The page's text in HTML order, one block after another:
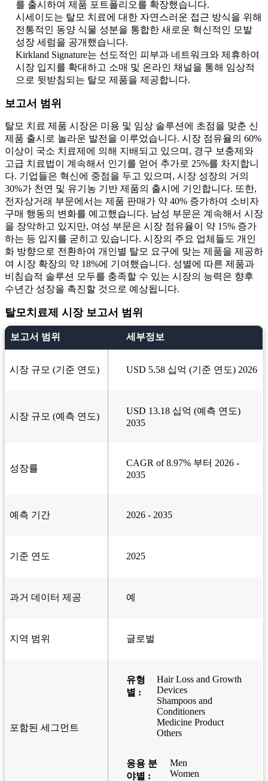
를 출시하여 제품 포트폴리오를 확장했습니다.
시세이도는 탈모 치료에 대한 자연스러운 접근 방식을 위해
전통적인 동양 식물 성분을 통합한 새로운 혁신적인 모발
성장 세럼을 공개했습니다.
Kirkland Signature는 선도적인 피부과 네트워크와 제휴하여
시장 입지를 확대하고 소매 및 온라인 채널을 통해 임상적
으로 뒷받침되는 탈모 제품을 제공합니다.
보고서 범위
탈모 치료 제품 시장은 미용 및 임상 솔루션에 초점을 맞춘 신
제품 출시로 놀라운 발전을 이루었습니다. 시장 점유율의 60%
이상이 국소 치료제에 의해 지배되고 있으며, 경구 보충제와
고급 치료법이 계속해서 인기를 얻어 추가로 25%를 차지합니
다. 기업들은 혁신에 중점을 두고 있으며, 시장 성장의 거의
30%가 천연 및 유기농 기반 제품의 출시에 기인합니다. 또한,
전자상거래 부문에서는 제품 판매가 약 40% 증가하여 소비자
구매 행동의 변화를 예고했습니다. 남성 부문은 계속해서 시장
을 장악하고 있지만, 여성 부문은 시장 점유율이 약 15% 증가
하는 등 입지를 굳히고 있습니다. 시장의 주요 업체들도 개인
화 방향으로 전환하여 개인별 탈모 요구에 맞는 제품을 제공하
여 시장 확장의 약 18%에 기여했습니다. 성별에 따른 제품과
비침습적 솔루션 모두를 충족할 수 있는 시장의 능력은 향후
수년간 성장을 촉진할 것으로 예상됩니다.
탈모치료제 시장 보고서 범위
보고서 범위 세부정보
시장 규모 (기준 연도) USD 5.58 십억 (기준 연도) 2026
시장 규모 (예측 연도)
USD 13.18 십억 (예측 연도)
2035
성장률
CAGR of 8.97% 부터 2026 -
2035
예측 기간 2026 - 2035
기준 연도 2025
과거 데이터 제공 예
지역 범위 글로벌
포함된 세그먼트
유형
별 :
Hair Loss and Growth
Devices
Shampoos and
Conditioners
Medicine Product
Others
응용 분
야별 :
Men
Women